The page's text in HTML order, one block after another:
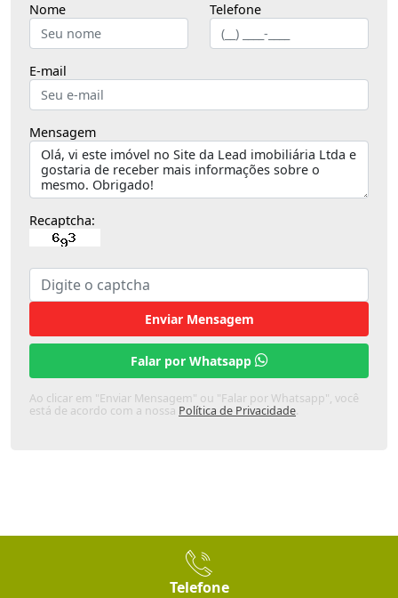
Nome Telefone
E-mail
Mensagem
Recaptcha:
Enviar Mensagem
Falar por Whatsapp
Ao clicar em "Enviar Mensagem" ou "Falar por Whatsapp", você
está de acordo com a nossa Política de Privacidade.
Telefone